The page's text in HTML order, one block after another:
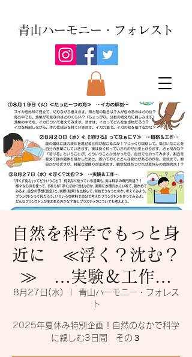
青山ハーモニー・フォレスト
自然を科学でもっと身
近に ≪浮く？沈む？
≫ …実験＆工作…
8月27日(水)
青山ハーモニー・フォレス
ト
2025年夏休み特別企画！自然のなかで科学
に親しむ3日間 その３